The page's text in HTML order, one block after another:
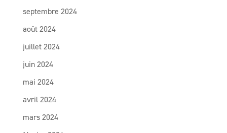
septembre 2024
août 2024
juillet 2024
juin 2024
mai 2024
avril 2024
mars 2024